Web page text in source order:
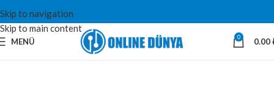
Skip to navigation
Skip to main content
MENÜ 0 0.00